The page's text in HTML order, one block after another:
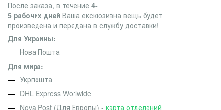
После заказа, в течение 4-
5 рабочих дней Ваша екскюзивна вещь будет
произведена и передана в службу доставки!
Для Украины:
Нова Пошта
Для мира:
Укрпошта
DHL Express Worlwide
Nova Post (Для Европы) - карта отделений